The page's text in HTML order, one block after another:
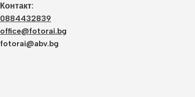
Контакт:
0884432839
office@fotorai.bg
fotorai@abv.bg